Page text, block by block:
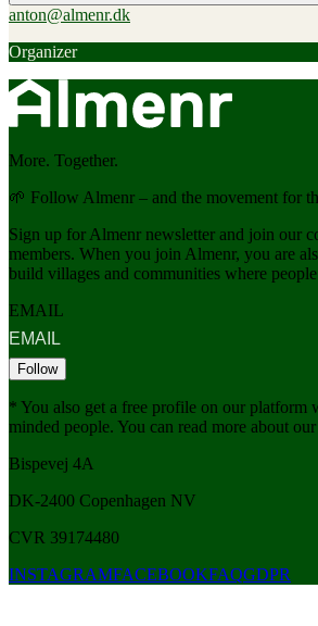
anton@almenr.dk
Organizer
More. Together.
🌱 Follow Almenr – and the movement for
Sign up for Almenr newsletter and join our
members. When you join Almenr, you are
build villages and communities where
EMAIL
Follow
* You also get a free profile on our platform
minded people. You can read more about
Bispevej 4A
DK-2400 Copenhagen NV
CVR 39174480
INSTAGRAMFACEBOOKFAQGDPR